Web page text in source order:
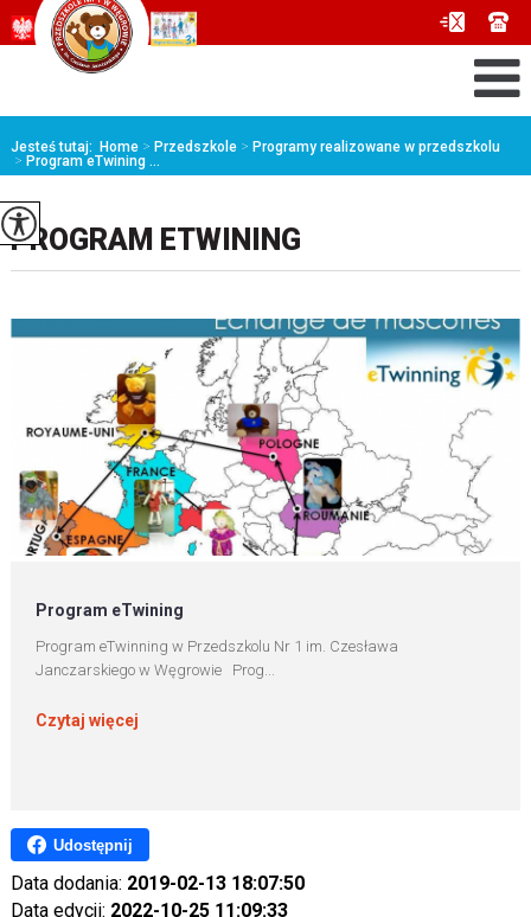
Jesteś tutaj: Home > Przedszkole > Programy realizowane w przedszkolu
> Program eTwining ...
PROGRAM ETWINING
Program eTwining
Program eTwinning w Przedszkolu Nr 1 im. Czesława
Janczarskiego w Węgrowie Prog...
Czytaj więcej
Udostępnij
Data dodania: 2019-02-13 18:07:50
Data edycji: 2022-10-25 11:09:33